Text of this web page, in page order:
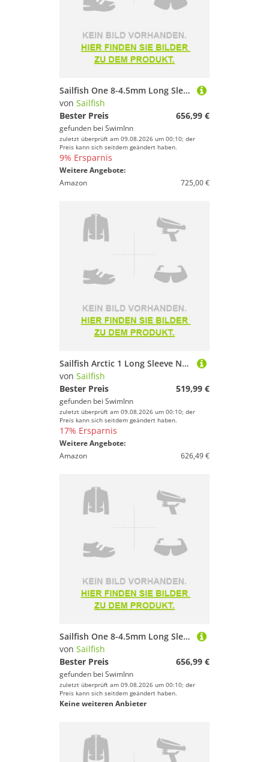
Sailfish One 8-4.5mm Long Sleeve Neoprene Wetsuit Schwarz XL Mann
von Sailfish
Bester Preis
656,99 €
gefunden bei SwimInn
zuletzt überprüft am 09.08.2026 um 00:10; der
Preis kann sich seitdem geändert haben.
9% Ersparnis
Weitere Angebote:
Amazon
725,00 €
Sailfish Arctic 1 Long Sleeve Neoprene Wetsuit Schwarz M Mann
von Sailfish
Bester Preis
519,99 €
gefunden bei SwimInn
zuletzt überprüft am 09.08.2026 um 00:10; der
Preis kann sich seitdem geändert haben.
17% Ersparnis
Weitere Angebote:
Amazon
626,49 €
Sailfish One 8-4.5mm Long Sleeve Neoprene Wetsuit Schwarz S Mann
von Sailfish
Bester Preis
656,99 €
gefunden bei SwimInn
zuletzt überprüft am 09.08.2026 um 00:10; der
Preis kann sich seitdem geändert haben.
Keine weiteren Anbieter